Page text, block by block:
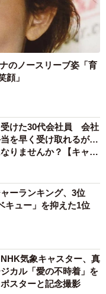
のノースリーブ姿「育
顔」
けた30代会社員 会社
を早く受け取れるが…
りませんか？【キャリ
ーランキング、3位
キュー」を抑えた1位
NHK気象キャスター、真
カル「愛の不時着」を
スターと記念撮影